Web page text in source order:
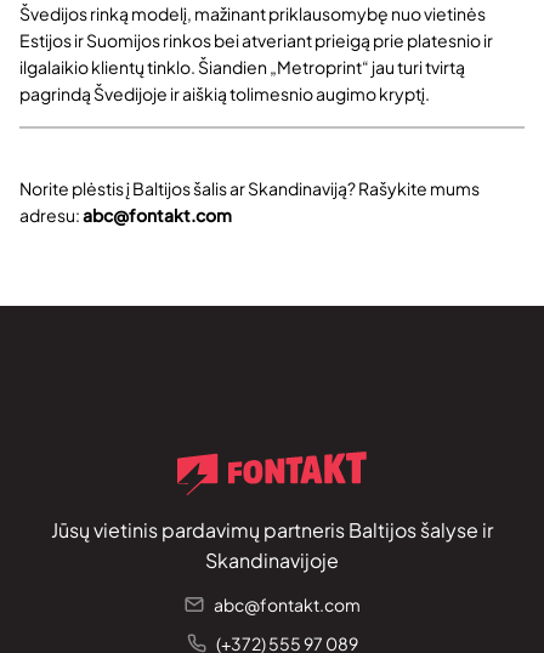
Švedijos rinką modelį, mažinant priklausomybę nuo vietinės
Estijos ir Suomijos rinkos bei atveriant prieigą prie platesnio ir
ilgalaikio klientų tinklo. Šiandien „Metroprint“ jau turi tvirtą
pagrindą Švedijoje ir aiškią tolimesnio augimo kryptį.
Norite plėstis į Baltijos šalis ar Skandinaviją? Rašykite mums
adresu:abc@fontakt.com
Jūsų vietinis pardavimų partneris Baltijos šalyse ir
Skandinavijoje
abc@fontakt.com
(+372) 555 97 089